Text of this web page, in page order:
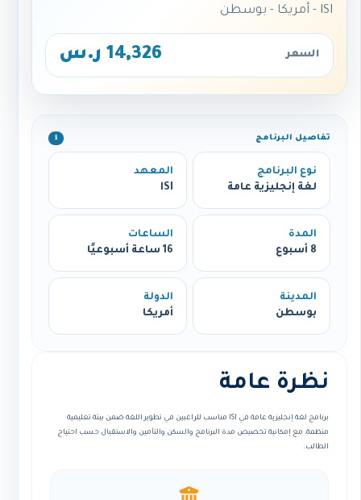
lSI - أمريكا - بوسطن
السعر 14,326 ر.س
تفاصيل البرنامج ℹ️
نوع البرنامج
لغة إنجليزية عامة
المعهد
lSI
المدة
8 أسبوع
الساعات
16 ساعة أسبوعيًا
المدينة
بوسطن
الدولة
أمريكا
نظرة عامة
برنامج لغة إنجليزية عامة في lSI مناسب للراغبين في تطوير اللغة ضمن بيئة تعليمية
منظمة، مع إمكانية تخصيص مدة البرنامج والسكن والتأمين والاستقبال حسب احتياج
الطالب.